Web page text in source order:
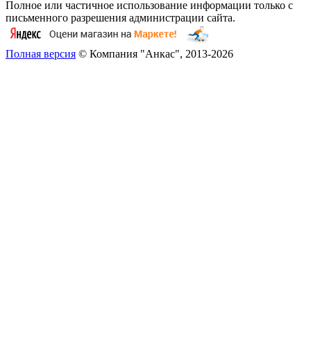
Полное или частичное использование информации только с
письменного разрешения администрации сайта.
Полная версия © Компания "Анкас", 2013-2026